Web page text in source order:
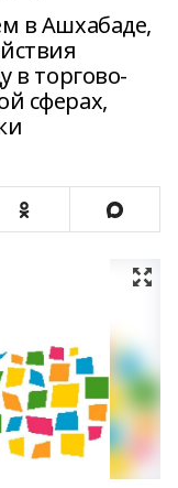
в Ашхабаде,
в торгово-
сферах,